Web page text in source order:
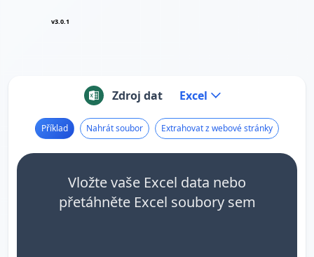
v3.0.1
Zdroj dat Excel
Příklad Nahrát soubor Extrahovat z webové stránky
Vložte vaše Excel data nebo
přetáhněte Excel soubory sem